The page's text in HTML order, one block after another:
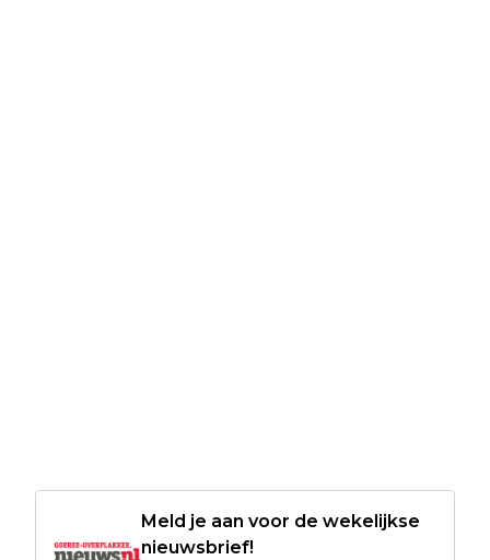
Meld je aan voor de wekelijkse
nieuwsbrief!